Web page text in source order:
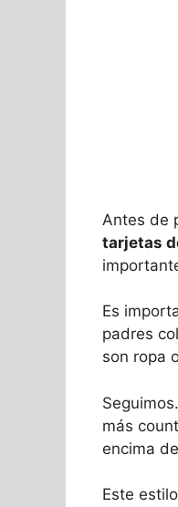
Antes de
tarjetas
Es
padres
son ropa
más
encima
Este